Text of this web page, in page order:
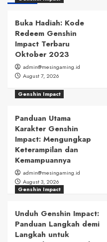
Buka Hadiah: Kode
Redeem Genshin
Impact Terbaru
Oktober 2023
admin@mesingaming.id
August 7, 2026
Genshin Impact
Panduan Utama
Karakter Genshin
Impact: Mengungkap
Keterampilan dan
Kemampuannya
admin@mesingaming.id
August 3, 2026
Genshin Impact
Unduh Genshin Impact:
Panduan Langkah demi
Langkah untuk